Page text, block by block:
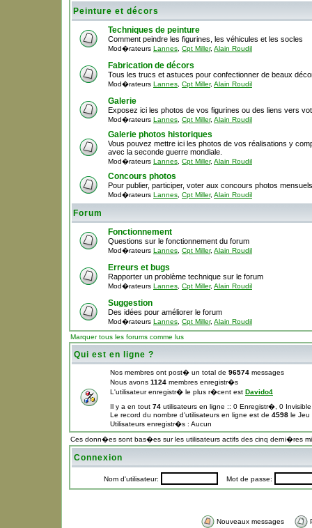
Peinture et décors
Techniques de peinture
Comment peindre les figurines, les véhicules et les socles
Mod�rateurs Lannes Cpt Miller, Alain Roudil
Fabrication de décors
Tous les trucs et astuces pour confectionner de beaux
Mod�rateurs Lannes Cpt Miller, Alain Roudil
Galerie
Exposez ici les photos de vos figurines ou des liens vers
Mod�rateurs Lannes Cpt Miller, Alain Roudil
Galerie photos historiques
Vous pouvez mettre ici les photos de vos réalisations y
avec la seconde guerre mondiale.
Mod�rateurs Lannes Cpt Miller, Alain Roudil
Concours photos
Pour publier, participer, voter aux concours photos mensuels
Mod�rateurs Lannes Cpt Miller, Alain Roudil
Forum
Fonctionnement
Questions sur le fonctionnement du forum
Mod�rateurs Lannes Cpt Miller, Alain Roudil
Erreurs et bugs
Rapporter un problème technique sur le forum
Mod�rateurs Lannes Cpt Miller, Alain Roudil
Suggestion
Des idées pour améliorer le forum
Mod�rateurs Lannes Cpt Miller, Alain Roudil
Marquer tous les forums comme lus
Qui est en ligne ?
Nos membres ont post� un total de 96574 messages
Nous avons 1124 membres enregistr�s
L'utilisateur enregistr� le plus r�cent est Davido4
Il y a en tout 74 utilisateurs en ligne :: 0 Enregistr�, 0
Le record du nombre d'utilisateurs en ligne est de 4598 le Jeu
Utilisateurs enregistr�s : Aucun
Ces donn�es sont bas�es sur les utilisateurs actifs des cinq derni�res
Connexion
Nom d'utilisateur: Mot de passe:
Nouveaux messages